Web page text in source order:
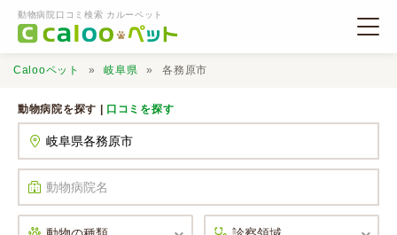
動物病院口コミ検索 カルーペット
口コミ検索
Calooペット 岐阜県 各務原市
動物病院を探す | 口コミを探す